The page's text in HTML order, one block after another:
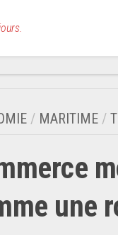
/ MARITIME /
une